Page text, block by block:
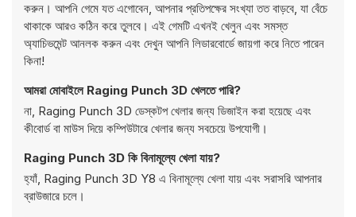
করুন। আপনি গেমে যত এগোবেন, আপনার প্রতিপক্ষের সংখ্যা তত বাড়বে, যা বেঁচে
থাকাকে আরও কঠিন করে তুলবে। এই গেমটি এখনই খেলুন এবং সমস্ত
অ্যাচিভমেন্ট আনলক করুন এবং দেখুন আপনি লিডারবোর্ডে জায়গা করে নিতে পারেন
কিনা!
আমরা মোবাইলে Raging Punch 3D খেলতে পারি?
না, Raging Punch 3D ডেস্কটপ খেলার জন্য ডিজাইন করা হয়েছে এবং
কীবোর্ড বা মাউস দিয়ে কম্পিউটারে খেলার জন্য সবচেয়ে উপযোগী।
Raging Punch 3D কি বিনামূল্যে খেলা যায়?
হ্যাঁ, Raging Punch 3D Y8 এ বিনামূল্যে খেলা যায় এবং সরাসরি আপনার
ব্রাউজারে চলে।